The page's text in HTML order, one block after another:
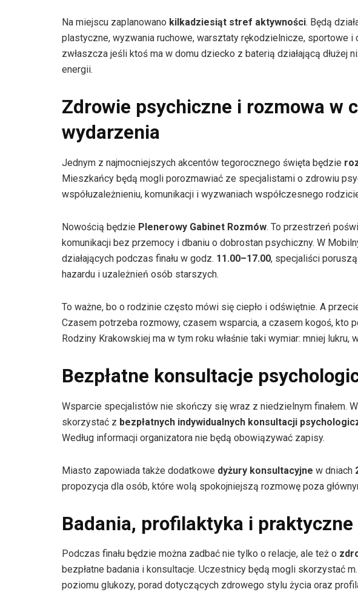
Na miejscu zaplanowano kilkadziesiąt stref aktywności. Będą
plastyczne, wyzwania ruchowe, warsztaty rękodzielnicze, sportowe i
zwłaszcza jeśli ktoś ma w domu dziecko z baterią działającą dłużej
energii.
Zdrowie psychiczne i rozmowa w
wydarzenia
Jednym z najmocniejszych akcentów tegorocznego święta będzie
Mieszkańcy będą mogli porozmawiać ze specjalistami o zdrowiu
współuzależnieniu, komunikacji i wyzwaniach współczesnego
Nowością będzie Plenerowy Gabinet Rozmów. To przestrzeń
komunikacji bez przemocy i dbaniu o dobrostan psychiczny. W
działających podczas finału w godz. 11.00–17.00, specjaliści
hazardu i uzależnień osób starszych.
To ważne, bo o rodzinie często mówi się ciepło i odświętnie. A
Czasem potrzeba rozmowy, czasem wsparcia, a czasem kogoś, kto
Rodziny Krakowskiej ma w tym roku właśnie taki wymiar: mniej lukru,
Bezpłatne konsultacje
Wsparcie specjalistów nie skończy się wraz z niedzielnym finałem.
skorzystać z bezpłatnych indywidualnych konsultacji
Według informacji organizatora nie będą obowiązywać zapisy.
Miasto zapowiada także dodatkowe dyżury konsultacyjne w dniach
propozycja dla osób, które wolą spokojniejszą rozmowę poza
Badania, profilaktyka i praktyczne
Podczas finału będzie można zadbać nie tylko o relacje, ale też o
bezpłatne badania i konsultacje. Uczestnicy będą mogli skorzystać
poziomu glukozy, porad dotyczących zdrowego stylu życia oraz